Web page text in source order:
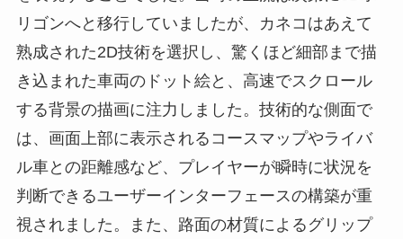
リゴンへと移行していましたが、カネコはあえて
熟成された2D技術を選択し、驚くほど細部まで描
き込まれた車両のドット絵と、高速でスクロール
する背景の描画に注力しました。技術的な側面で
は、画面上部に表示されるコースマップやライバ
ル車との距離感など、プレイヤーが瞬時に状況を
判断できるユーザーインターフェースの構築が重
視されました。また、路面の材質によるグリップ